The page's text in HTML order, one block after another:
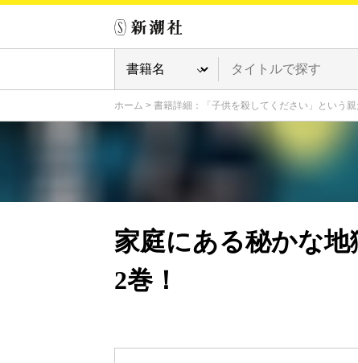
ホーム > 書籍詳細：「子供を殺してください」という
家庭にある秘かな
2巻！